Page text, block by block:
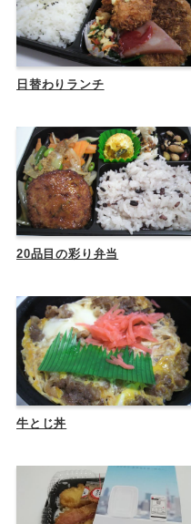
日替わりランチ
20品目の彩り弁当
牛とじ丼